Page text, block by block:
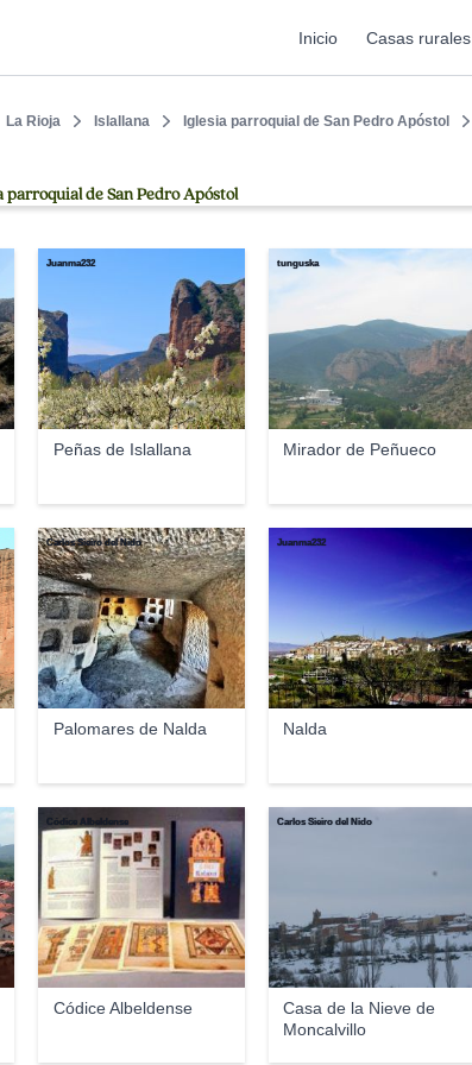
Inicio Casas rurales
La Rioja Islallana Iglesia parroquial de San Pedro Apóstol
parroquial de San Pedro Apóstol
Peñas de Islallana
Juanma232
Mirador de Peñueco
tunguska
Palomares de Nalda
Carlos Sieiro del Nido
Nalda
Juanma232
Códice Albeldense
Códice Albeldense
Casa de la Nieve de
Moncalvillo
Carlos Sieiro del Nido